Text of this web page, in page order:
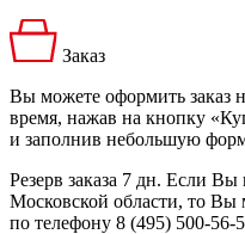
Заказ
Вы можете оформить заказ
время, нажав на кнопку
и заполнив небольшую
Резерв заказа 7 дн. Если
Московской области, то Вы
по телефону 8 (495) 500-56-